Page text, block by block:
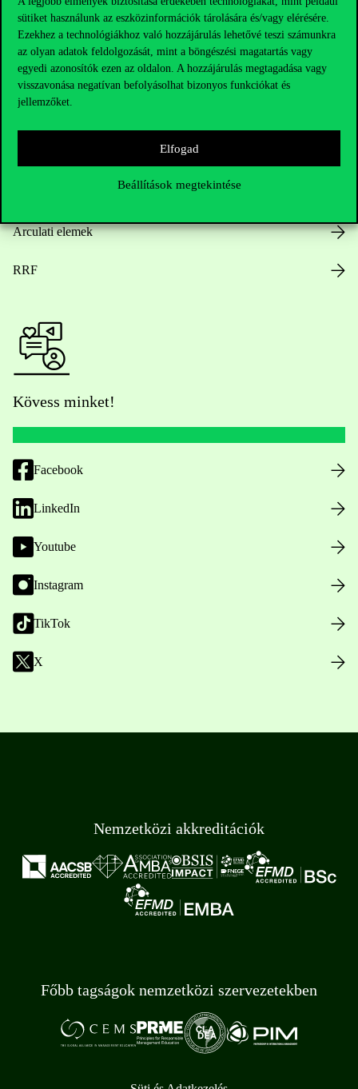
sütiket használunk az eszközinformációk tárolására és/vagy elérésére.
Ezekhez a technológiákhoz való hozzájárulás lehetővé teszi számunkra
az olyan adatok feldolgozását, mint a böngészési magatartás vagy
egyedi azonosítók ezen az oldalon. A hozzájárulás megtagadása vagy
visszavonása negatívan befolyásolhat bizonyos funkciókat és
jellemzőket.
Elfogad
Beállítások megtekintése
Hasznos linkek
Nyitvatartás
Arculati elemek
RRF
Kövess minket!
Facebook
LinkedIn
Youtube
Instagram
TikTok
X
Nemzetközi akkreditációk
Főbb tagságok nemzetközi szervezetekben